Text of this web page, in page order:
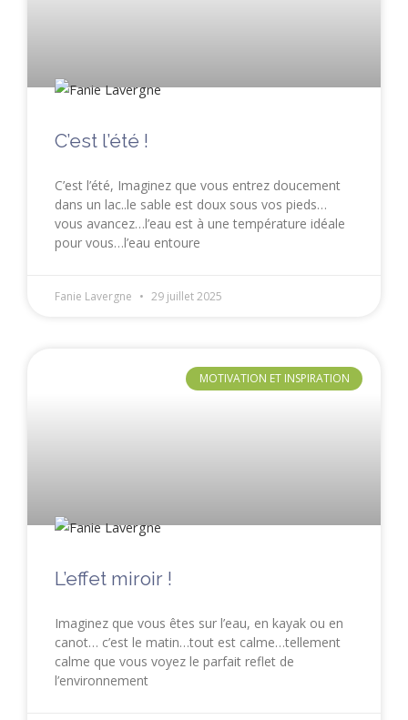
C’est l’été !
C’est l’été, Imaginez que vous entrez doucement
dans un lac..le sable est doux sous vos pieds…
vous avancez…l’eau est à une température idéale
pour vous…l’eau entoure
Fanie Lavergne 29 juillet 2025
MOTIVATION ET INSPIRATION
L’effet miroir !
Imaginez que vous êtes sur l’eau, en kayak ou en
canot… c’est le matin…tout est calme…tellement
calme que vous voyez le parfait reflet de
l’environnement